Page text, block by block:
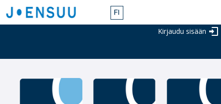
Siirry
päänäkymään
Kirjaudu sisään
Joensuun
kaupunki